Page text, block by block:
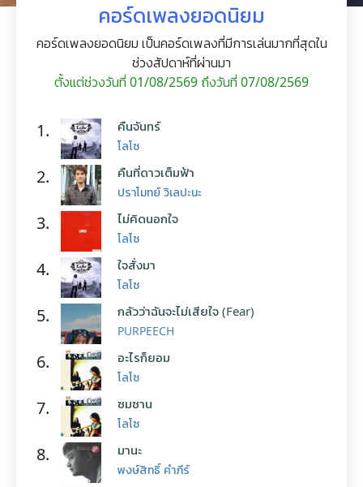
คอร์ดเพลงยอดนิยม
คอร์ดเพลงยอดนิยม เป็นคอร์ดเพลงที่มีการเล่นมากที่สุดใน
ช่วงสัปดาห์ที่ผ่านมา
ตั้งแต่ช่วงวันที่ 01/08/2569 ถึงวันที่ 07/08/2569
1. คืนจันทร์
โลโซ
2. คืนที่ดาวเต็มฟ้า
ปราโมทย์ วิเลปะนะ
3. ไม่คิดนอกใจ
โลโซ
4. ใจสั่งมา
โลโซ
5. กลัวว่าฉันจะไม่เสียใจ (Fear)
PURPEECH
6. อะไรก็ยอม
โลโซ
7. ซมซาน
โลโซ
8. มานะ
พงษ์สิทธิ์ คำภีร์